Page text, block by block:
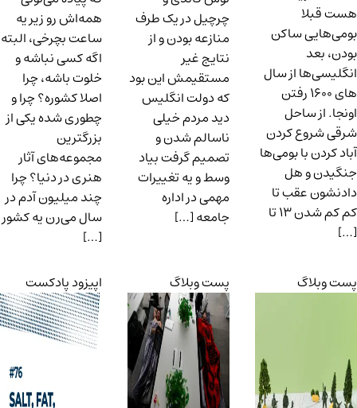
هست قبلا
بومی‌هایی ساکن
بودن، بعد
انگلیسی‌ها از سال
های ۱۶۰۰ رفتن
اونجا. از ساحل
شرقی شروع کردن
آباد کردن با بومی‌ها
جنگیدن و هل
دادنشون عقب تا
کم کم شدن ۱۳ تا
[…]
چرچیل در یک طرف
منازعه بودن و از
نتایج غیر
مستقیمش این بود
که دولت انگلیس
دید مردم خیلی
ناسالم شدن و
تصمیم گرفت بیاد
وسط و یه تغییرات
مهمی در اداره
جامعه […]
همه‌اش رو زیر یه
ساعت بچرخی، البته
اگه کسی نباشه و
خلوت باشه، چرا
اصلا کشوره؟ چرا و
چطوری شده یکی از
بزرگترین
مجموعه‌های آثار
هنری در دنیا؟ چرا
چند میلیون آدم در
سال می‌رن یه کشور
[…]
پست وبلاگ پست وبلاگ اپیزود پادکست